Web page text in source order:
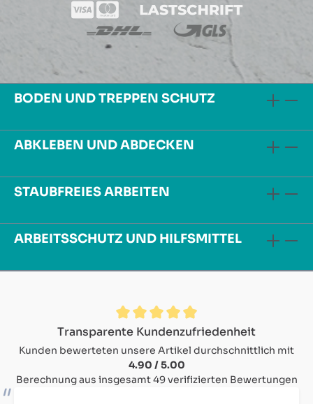
BODEN UND TREPPEN SCHUTZ
ABKLEBEN UND ABDECKEN
STAUBFREIES ARBEITEN
ARBEITSSCHUTZ UND HILFSMITTEL
Durchschnittliche Bewertung von 4.9 von 5 Sternen
Transparente Kundenzufriedenheit
Kunden bewerteten unsere Artikel durchschnittlich mit
4.90 / 5.00
Berechnung aus insgesamt 49 verifizierten Bewertungen